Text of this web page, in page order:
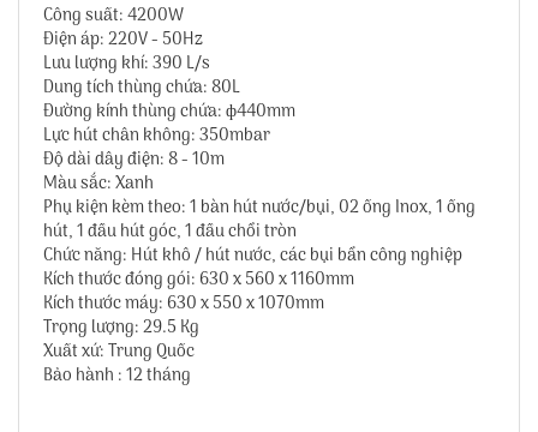
Công suất: 4200W
Điện áp: 220V - 50Hz
Lưu lượng khí: 390 L/s
Dung tích thùng chứa: 80L
Đường kính thùng chứa: ф440mm
Lực hút chân không: 350mbar
Độ dài dây điện: 8 - 10m
Màu sắc: Xanh
Phụ kiện kèm theo: 1 bàn hút nước/bụi, 02 ống Inox, 1 ống
hút, 1 đầu hút góc, 1 đầu chổi tròn
Chức năng: Hút khô / hút nước, các bụi bẩn công nghiệp
Kích thước đóng gói: 630 x 560 x 1160mm
Kích thước máy: 630 x 550 x 1070mm
Trọng lượng: 29.5 Kg
Xuất xứ: Trung Quốc
Bảo hành : 12 tháng